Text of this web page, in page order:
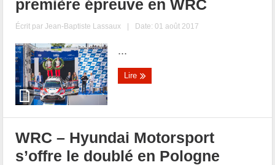
première épreuve en WRC
Écrit parJean-Baptiste Lassaux | Date: 01 août 2017
...
Lire
WRC – Hyundai Motorsport
s’offre le doublé en Pologne